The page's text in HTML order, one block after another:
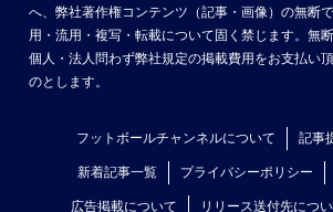
へ、弊社著作権コンテンツ（記事・画像）の無断
用・流用・複写・転載について固く禁じます。無
個人・法人問わず弊社規定の掲載費用をお支払い
のとします。
フットボールチャンネルについて 記事
新着記事一覧 プライバシーポリシー
広告掲載について リリース送付先につ